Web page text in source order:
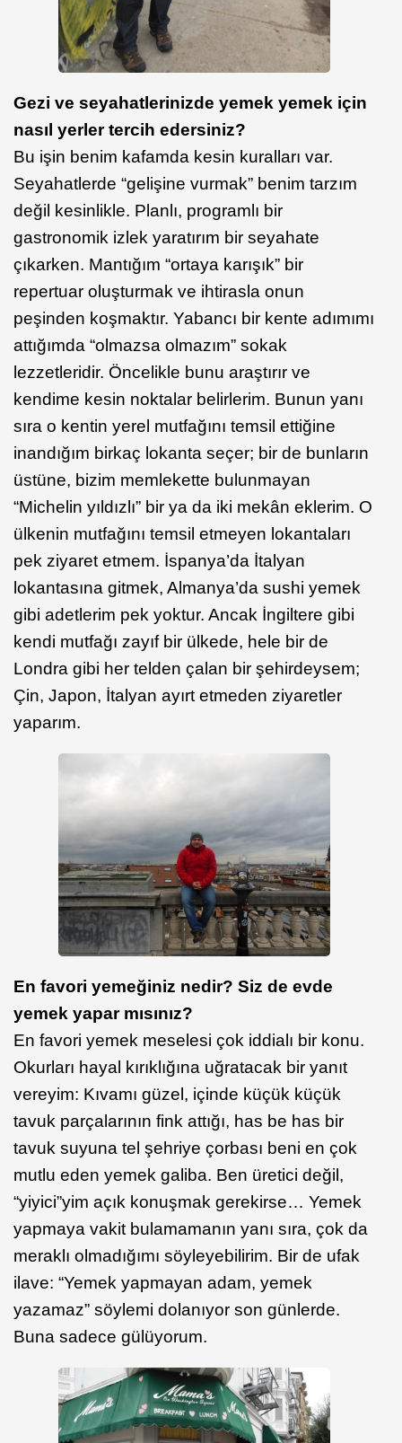
Gezi ve seyahatlerinizde yemek yemek için
nasıl yerler tercih edersiniz?
Bu işin benim kafamda kesin kuralları var.
Seyahatlerde “gelişine vurmak” benim tarzım
değil kesinlikle. Planlı, programlı bir
gastronomik izlek yaratırım bir seyahate
çıkarken. Mantığım “ortaya karışık” bir
repertuar oluşturmak ve ihtirasla onun
peşinden koşmaktır. Yabancı bir kente adımımı
attığımda “olmazsa olmazım” sokak
lezzetleridir. Öncelikle bunu araştırır ve
kendime kesin noktalar belirlerim. Bunun yanı
sıra o kentin yerel mutfağını temsil ettiğine
inandığım birkaç lokanta seçer; bir de bunların
üstüne, bizim memlekette bulunmayan
“Michelin yıldızlı” bir ya da iki mekân eklerim. O
ülkenin mutfağını temsil etmeyen lokantaları
pek ziyaret etmem. İspanya’da İtalyan
lokantasına gitmek, Almanya’da sushi yemek
gibi adetlerim pek yoktur. Ancak İngiltere gibi
kendi mutfağı zayıf bir ülkede, hele bir de
Londra gibi her telden çalan bir şehirdeysem;
Çin, Japon, İtalyan ayırt etmeden ziyaretler
yaparım.
En favori yemeğiniz nedir? Siz de evde
yemek yapar mısınız?
En favori yemek meselesi çok iddialı bir konu.
Okurları hayal kırıklığına uğratacak bir yanıt
vereyim: Kıvamı güzel, içinde küçük küçük
tavuk parçalarının fink attığı, has be has bir
tavuk suyuna tel şehriye çorbası beni en çok
mutlu eden yemek galiba. Ben üretici değil,
“yiyici”yim açık konuşmak gerekirse… Yemek
yapmaya vakit bulamamanın yanı sıra, çok da
meraklı olmadığımı söyleyebilirim. Bir de ufak
ilave: “Yemek yapmayan adam, yemek
yazamaz” söylemi dolanıyor son günlerde.
Buna sadece gülüyorum.